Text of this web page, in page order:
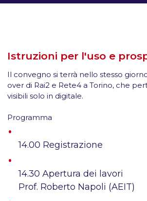
Istruzioni per l'uso e
Il convegno si terrà nello stesso
over di Rai2 e Rete4 a Torino, che
visibili solo in digitale.
Programma
14.00 Registrazione
14.30 Apertura dei lavori
Prof. Roberto Napoli (AEIT)